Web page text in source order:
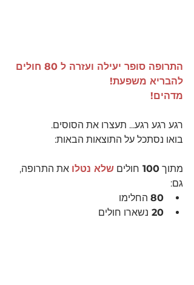
התרופה סופר יעילה ועזרה ל 80 חולים
להבריא משפעת!
מדהים!
רגע רגע רגע... תעצרו את הסוסים.
בואו נסתכל על התוצאות הבאות:
מתוך 100 חולים שלא נטלו את התרופה,
גם:
80 החלימו
20 נשארו חולים